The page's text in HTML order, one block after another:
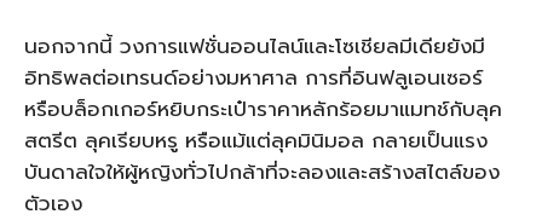
นอกจากนี้ วงการแฟชั่นออนไลน์และโซเชียลมีเดียยังมี
อิทธิพลต่อเทรนด์อย่างมหาศาล การที่อินฟลูเอนเซอร์
หรือบล็อกเกอร์หยิบกระเป๋าราคาหลักร้อยมาแมทช์กับลุค
สตรีต ลุคเรียบหรู หรือแม้แต่ลุคมินิมอล กลายเป็นแรง
บันดาลใจให้ผู้หญิงทั่วไปกล้าที่จะลองและสร้างสไตล์ของ
ตัวเอง